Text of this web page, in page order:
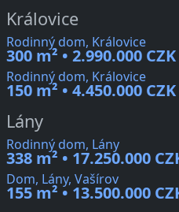
Královice
Rodinný dom, Královice
300 m² • 2.990.000 CZK
Rodinný dom, Královice
150 m² • 4.450.000 CZK
Lány
Rodinný dom, Lány
338 m² • 17.250.000
Dom, Lány, Vašírov
155 m² • 13.500.000